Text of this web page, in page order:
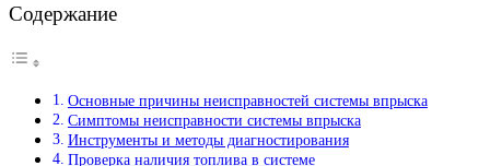
Содержание
Основные причины неисправностей системы впрыска
Симптомы неисправности системы впрыска
Инструменты и методы диагностирования
Проверка наличия топлива в системе